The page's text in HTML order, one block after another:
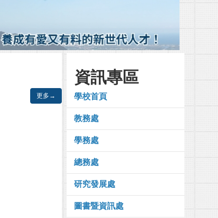
更多→
資訊專區
學校首頁
教務處
學務處
總務處
研究發展處
圖書暨資訊處